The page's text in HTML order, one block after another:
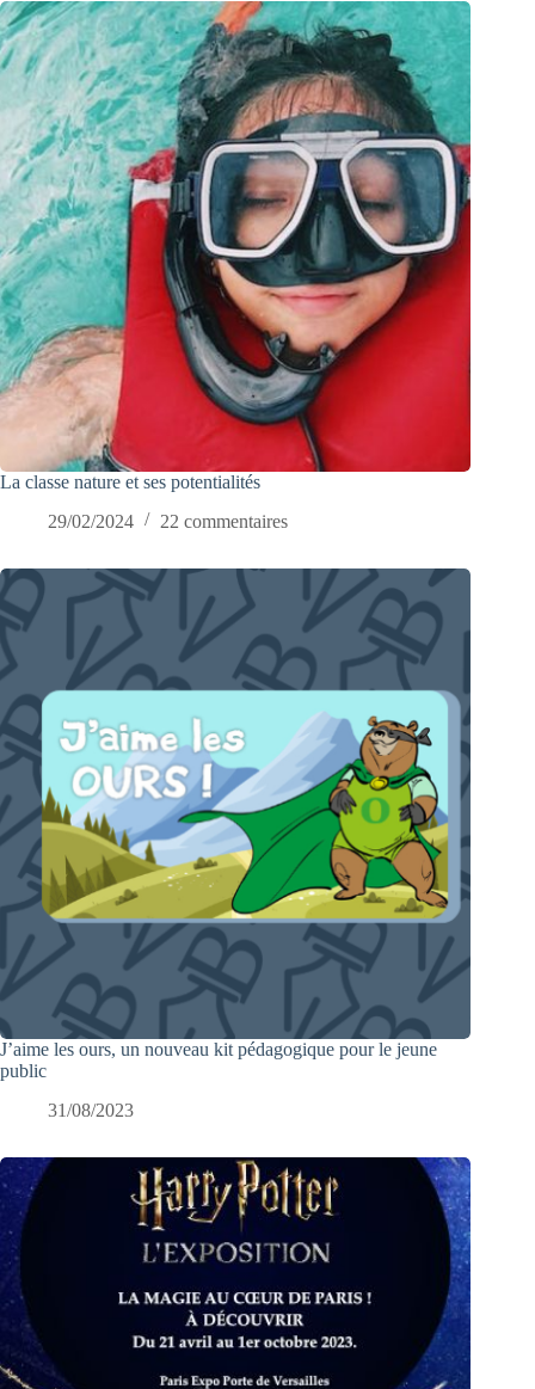
La classe nature et ses potentialités
29/02/2024
22 commentaires
J’aime les ours, un nouveau kit pédagogique pour le jeune
public
31/08/2023